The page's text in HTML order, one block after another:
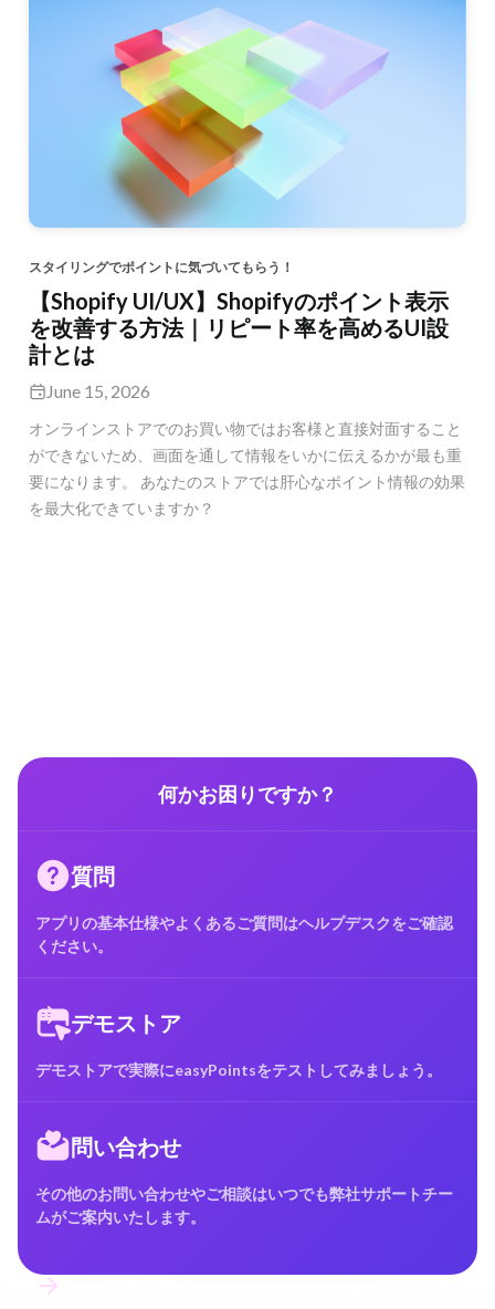
スタイリングでポイントに気づいてもらう！
【Shopify UI/UX】Shopifyのポイント表示
を改善する方法｜リピート率を高めるUI設
計とは
June 15, 2026
オンラインストアでのお買い物ではお客様と直接対面すること
ができないため、画面を通して情報をいかに伝えるかが最も重
要になります。 あなたのストアでは肝心なポイント情報の効果
を最大化できていますか？
何かお困りですか？
質問
アプリの基本仕様やよくあるご質問はヘルプデスクをご確認
ください。
デモストア
デモストアで実際にeasyPointsをテストしてみましょう。
問い合わせ
その他のお問い合わせやご相談はいつでも弊社サポートチー
ムがご案内いたします。